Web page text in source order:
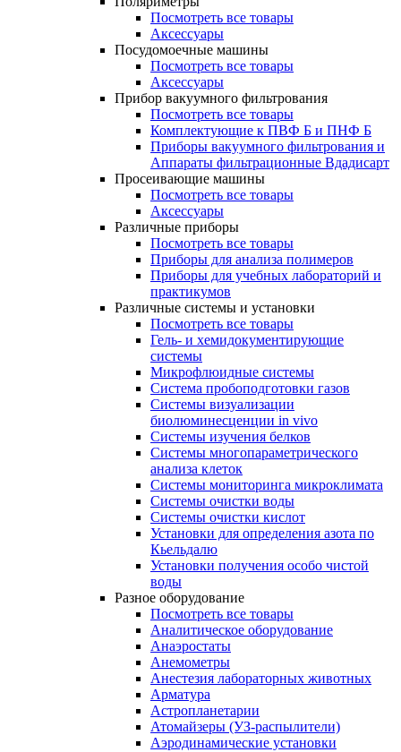
Посмотреть все товары
Аксессуары
Посудомоечные машины
Посмотреть все товары
Аксессуары
Прибор вакуумного фильтрования
Посмотреть все товары
Комплектующие к ПВФ Б и ПНФ Б
Приборы вакуумного фильтрования и
Аппараты фильтрационные Вдадисарт
Просеивающие машины
Посмотреть все товары
Аксессуары
Различные приборы
Посмотреть все товары
Приборы для анализа полимеров
Приборы для учебных лабораторий и
практикумов
Различные системы и установки
Посмотреть все товары
Гель- и хемидокументирующие
системы
Микрофлюидные системы
Система пробоподготовки газов
Системы визуализации
биолюминесценции in vivo
Системы изучения белков
Системы многопараметрического
анализа клеток
Системы мониторинга микроклимата
Системы очистки воды
Системы очистки кислот
Установки для определения азота по
Кьельдалю
Установки получения особо чистой
воды
Разное оборудование
Посмотреть все товары
Аналитическое оборудование
Анаэростаты
Анемометры
Анестезия лабораторных животных
Арматура
Астропланетарии
Атомайзеры (УЗ-распылители)
Аэродинамические установки